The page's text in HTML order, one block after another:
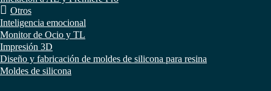
Otros
Inteligencia emocional
Monitor de Ocio y TL
Impresión 3D
Diseño y fabricación de moldes de silicona para resina
Moldes de silicona